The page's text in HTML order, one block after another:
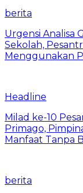
berita
Urgensi Analisa
Sekolah,
Menggunakan
Headline
Milad ke-10
Primago,
Manfaat Tanpa
berita